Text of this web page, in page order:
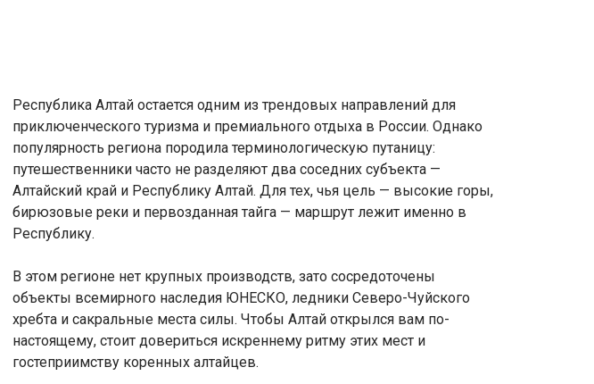
Республика Алтай остается одним из трендовых направлений для
приключенческого туризма и премиального отдыха в России. Однако
популярность региона породила терминологическую путаницу:
путешественники часто не разделяют два соседних субъекта —
Алтайский край и Республику Алтай. Для тех, чья цель — высокие горы,
бирюзовые реки и первозданная тайга — маршрут лежит именно в
Республику.
В этом регионе нет крупных производств, зато сосредоточены
объекты всемирного наследия ЮНЕСКО, ледники Северо-Чуйского
хребта и сакральные места силы. Чтобы Алтай открылся вам по-
настоящему, стоит довериться искреннему ритму этих мест и
гостеприимству коренных алтайцев.